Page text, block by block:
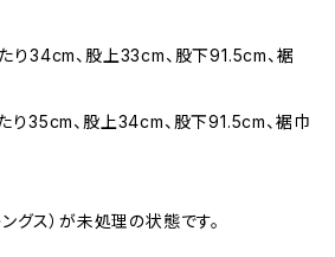
り34cm、股上33cm、股下91.5cm、裾
り35cm、股上34cm、股下91.5cm、裾巾
グス）が未処理の状態です。